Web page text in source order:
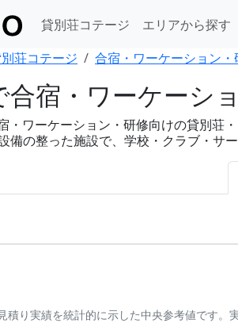
貸別荘コテージ エリアから探す
荘コテージ 合宿・ワーケーション・
合宿・ワーケーシ
・ワーケーション・研修向けの貸別荘
備の整った施設で、学校・クラブ・サ
積り実績を統計的に示した中央参考値です。